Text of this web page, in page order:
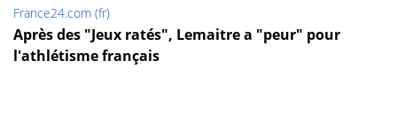
France24.com (fr)
Après des "Jeux ratés", Lemaitre a "peur" pour
l'athlétisme français